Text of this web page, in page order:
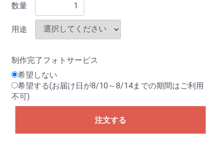
数量
用途
制作完了フォトサービス
希望しない
希望する(お届け日が8/10～8/14までの期間はご利用
不可)
注文する